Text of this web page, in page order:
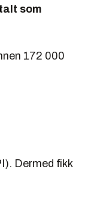
som
172 000
Dermed fikk